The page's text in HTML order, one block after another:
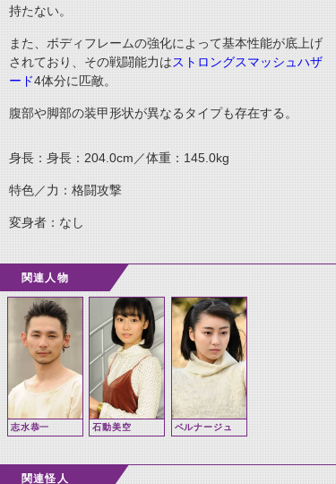
持たない。
また、ボディフレームの強化によって基本性能が底上げ
されており、その戦闘能力はストロングスマッシュハザ
ード4体分に匹敵。
腹部や脚部の装甲形状が異なるタイプも存在する。
身長：身長：204.0cm／体重：145.0kg
特色／力：格闘攻撃
変身者：なし
関連人物
志水恭一 石動美空 ベルナージュ
関連怪人